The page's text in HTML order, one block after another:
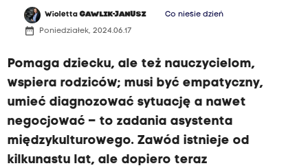
WiolettaGAWLIK-JANUSZ Co niesie dzień
date_range Poniedziałek, 2024.06.17
Pomaga dziecku, ale też nauczycielom,
wspiera rodziców; musi być empatyczny,
umieć diagnozować sytuację a nawet
negocjować – to zadania asystenta
międzykulturowego. Zawód istnieje od
kilkunastu lat, ale dopiero teraz